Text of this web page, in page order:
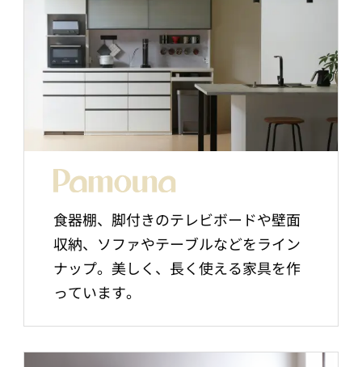
食器棚、脚付きのテレビボードや壁面
収納、ソファやテーブルなどをライン
ナップ。美しく、長く使える家具を作
っています。